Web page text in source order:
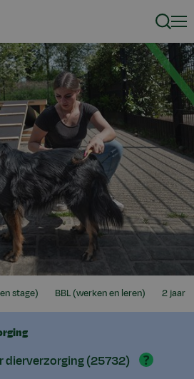
dierverzorging (25732)
?
stage) BBL (werken en leren) 2 jaar